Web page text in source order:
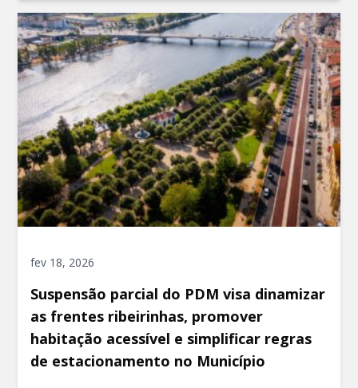
fev 18, 2026
Suspensão parcial do PDM visa dinamizar
as frentes ribeirinhas, promover
habitação acessível e simplificar regras
de estacionamento no Município